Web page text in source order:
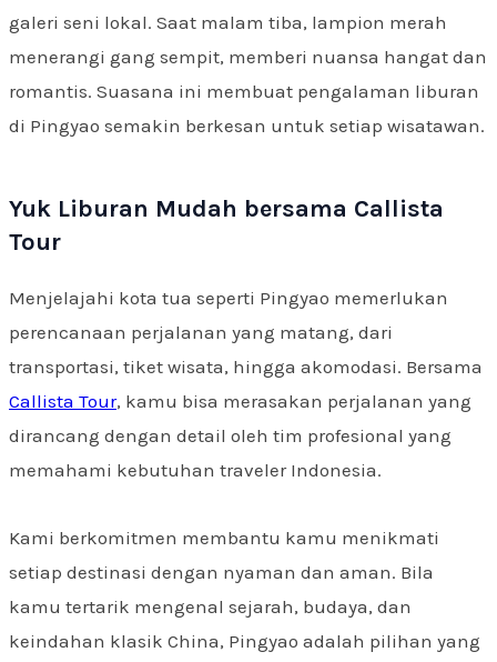
galeri seni lokal. Saat malam tiba, lampion merah
menerangi gang sempit, memberi nuansa hangat dan
romantis. Suasana ini membuat pengalaman liburan
di Pingyao semakin berkesan untuk setiap wisatawan.
Yuk Liburan Mudah bersama Callista
Tour
Menjelajahi kota tua seperti Pingyao memerlukan
perencanaan perjalanan yang matang, dari
transportasi, tiket wisata, hingga akomodasi. Bersama
Callista Tour, kamu bisa merasakan perjalanan yang
dirancang dengan detail oleh tim profesional yang
memahami kebutuhan traveler Indonesia.
Kami berkomitmen membantu kamu menikmati
setiap destinasi dengan nyaman dan aman. Bila
kamu tertarik mengenal sejarah, budaya, dan
keindahan klasik China, Pingyao adalah pilihan yang